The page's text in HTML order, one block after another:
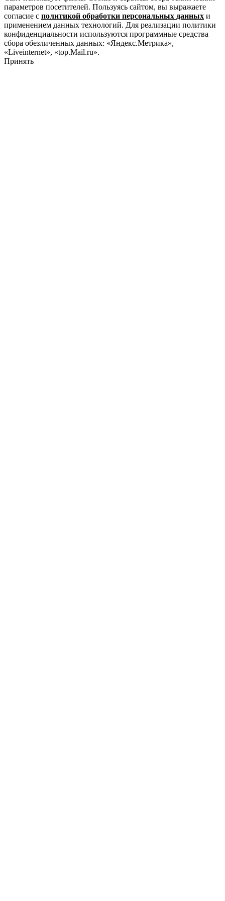
параметров посетителей. Пользуясь сайтом, вы выражаете
согласие с политикой обработки персональных данных и
применением данных технологий. Для реализации политики
конфиденциальности используются программные средства
сбора обезличенных данных: «Яндекс.Метрика»,
«Liveinternet», «top.Mail.ru».
Принять